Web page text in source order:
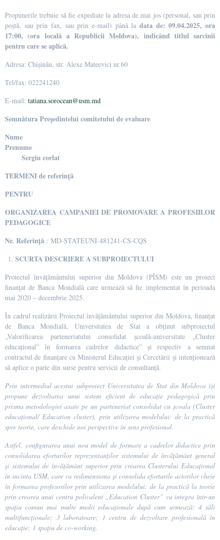
Propunerile trebuie să fie expediate la adresa de mai jos (personal, sau prin
poștă, sau prin fax, sau prin e-mail) până la data de: 09.04.2025, ora
17:00, (ora locală a Republicii Moldova), indicând titlul sarcinii
pentru care se aplică.
Adresa: Chișinău, str. Alexe Mateevici nr.60
Tel/fax: 022241240
E-mail: tatiana.sorocean@usm.md
Semnătura Președintelui comitetului de evaluare
Nume
Prenume
Sergiu corlat
TERMENI de referință
PENTRU
ORGANIZAREA CAMPANIEI DE PROMOVARE A PROFESIILOR
PEDAGOGICE
Nr. Referință : MD-STATEUNI-481241-CS-CQS
SCURTA DESCRIERE A SUBPROIECTULUI
Proiectul învățământului superior din Moldova (PÎSM) este un proiect
finanțat de Banca Mondială care urmează să fie implementat în perioada
mai 2020 – decembrie 2025.
În cadrul realizării Proiectul învățământului superior din Moldova, finanțat
de Banca Mondială, Universitatea de Stat a obținut subproiectul
„Valorificarea parteneriatului consolidat școală-universitate „Cluster
educațional” în formarea cadrelor didactice” și respectiv a semnat
contractul de finanțare cu Ministerul Educației și Cercetării și intenționează
să aplice o parte din surse pentru servicii de consultanță.
Prin intermediul acestui subproiect Universitatea de Stat din Moldova își
propune dezvoltarea unui sistem eficient de educație pedagogică prin
prisma metodologiei axate pe un parteneriat consolidat cu școala (Cluster
educațional/ Education cluster), prin utilizarea modelului: de la practică
spre teorie, care deschide noi perspective în sens profesional.
Astfel, configurarea unui nou model de formare a cadrelor didactice prin
consolidarea eforturilor reprezentanților sistemului de învățământ general
și sistemului de învățământ superior prin crearea Clusterului Educațional
în incinta USM, care va redimensiona și consolida eforturile actorilor cheie
în formarea profesorilor prin utilizarea modelului: de la practică la teorie
prin crearea unui centru polivalent „Education Cluster” va integra într-un
spațiu comun mai multe medii educaționale după cum urmează: 4 săli
multifuncționale; 3 laboratoare; 1 centru de dezvoltare profesională în
educație; 1 spațiu de co-working.